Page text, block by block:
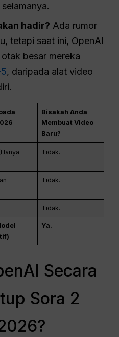
hadir? Ada rumor
tetapi saat ini, OpenAI
besar mereka
, daripada alat video
Bisakah Anda
Membuat Video
Baru?
Tidak.
Tidak.
Tidak.
Ya.
Secara
Sora 2